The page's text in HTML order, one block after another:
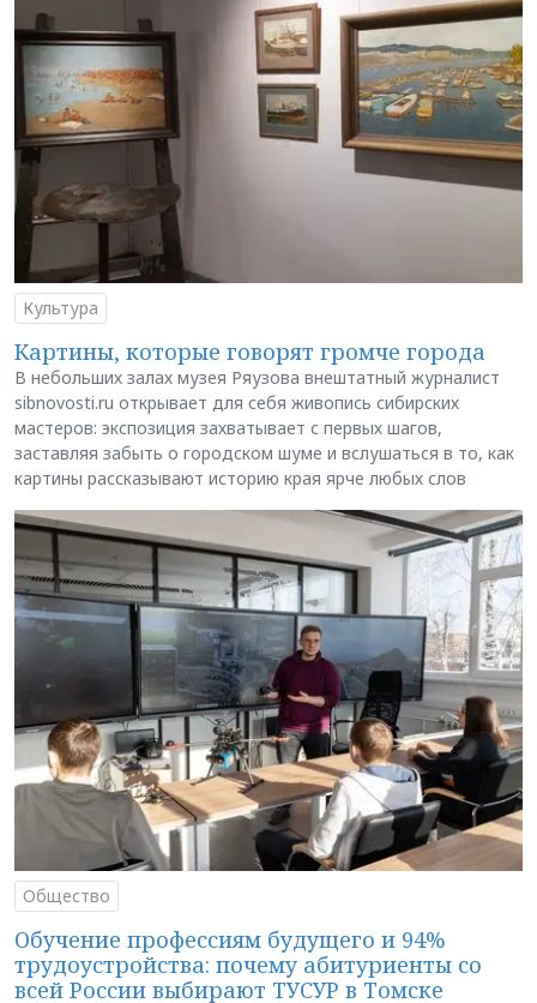
Культура
Картины, которые говорят громче города
В небольших залах музея Ряузова внештатный журналист
sibnovosti.ru открывает для себя живопись сибирских
мастеров: экспозиция захватывает с первых шагов,
заставляя забыть о городском шуме и вслушаться в то, как
картины рассказывают историю края ярче любых слов
Общество
Обучение профессиям будущего и 94%
трудоустройства: почему абитуриенты со
всей России выбирают ТУСУР в Томске